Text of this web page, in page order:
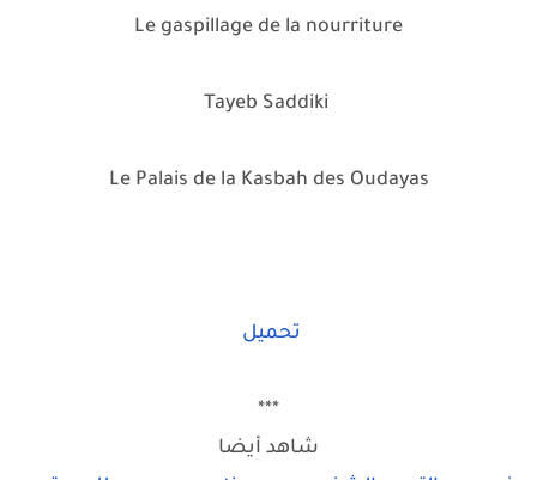
Le gaspillage de la nourriture
Tayeb Saddiki
Le Palais de la Kasbah des Oudayas
تحميل
***
شاهد أيضا